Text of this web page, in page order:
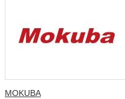
MOKUBA